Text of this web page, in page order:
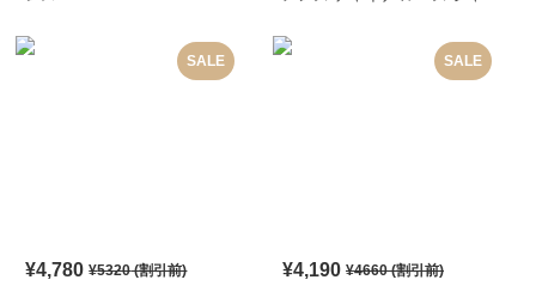
SALE
¥4,780 ¥5320(割引前)
SALE
¥4,190 ¥4660(割引前)